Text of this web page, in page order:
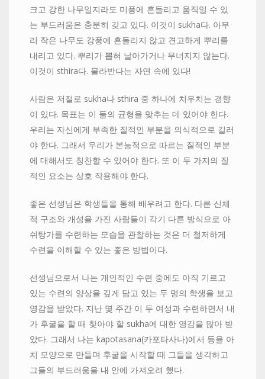
크고 강한 나무일지라도 미풍에 흔들리고 움직일 수 있
는 부드러움은 충분히 갖고 있다. 이것이 sukha다. 아무
리 작은 나무도 강풍에 흔들리지 않고 견고하게 뿌리를
내리고 있다. 뿌리가 뽑혀 날아가거나 무너지지 않는다.
이것이 sthira다. 물라반다는 자연 속에 있다!
사람은 저절로 sukha나 sthira 중 하나에 치우치는 경향
이 있다. 목표는 이 둘의 균형을 맞추는 데 있어야 한다.
우리는 자신에게 부족한 질적인 부분을 의식적으로 길러
야 한다. 그래서 우리가 본능적으로 따르는 질적인 부분
에 대해서도 칭찬할 수 있어야 한다. 또 이 두 가지의 질
적인 요소는 상호 작용해야 한다.
좋은 선생님은 학생들을 통해 배우려고 한다. 다른 신체
적 구조와 개성을 가진 사람들이 각기 다른 방식으로 아
쉬탕가를 수련하는 모습을 관찰하는 것은 더 철저하게
수련을 이해할 수 있는 좋은 방법이다.
선생님으로서 나는 개인적인 수련 중에도 아직 기르고
있는 수련의 양상을 깊게 담고 있는 두 명의 학생을 보고
영감을 받았다. 지난 몇 주간 이 두 여성과 수련하면서 내
가 후굴을 할 때 찾아야 할 sukha에 대한 영감을 많아 받
았다. 그래서 나는 kapotasana(카포타사나)에서 등을 아
치 모양으로 만들며 후굴을 시작할 때 그들을 생각하고
그들의 부드러움을 내 안에 가져오려 했다.